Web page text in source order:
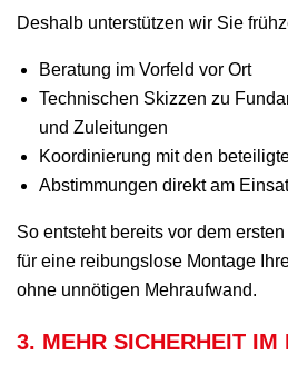
Deshalb unterstützen wir Sie
Beratung im Vorfeld vor Ort
Technischen Skizzen zu
und Zuleitungen
Koordinierung mit den
Abstimmungen direkt am
So entsteht bereits vor dem
für eine reibungslose Montage
ohne unnötigen Mehraufwand.
3. MEHR SICHERHEIT IM